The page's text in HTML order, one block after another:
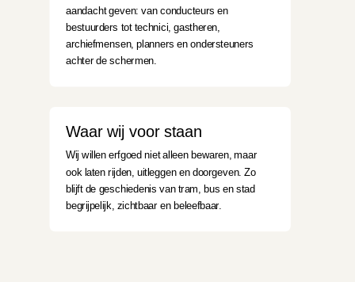
aandacht geven: van conducteurs en
bestuurders tot technici, gastheren,
archiefmensen, planners en ondersteuners
achter de schermen.
Waar wij voor staan
Wij willen erfgoed niet alleen bewaren, maar
ook laten rijden, uitleggen en doorgeven. Zo
blijft de geschiedenis van tram, bus en stad
begrijpelijk, zichtbaar en beleefbaar.